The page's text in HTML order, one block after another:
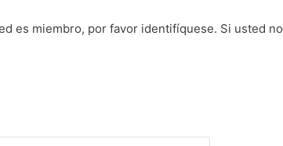
es miembro, por favor identifíquese. Si usted